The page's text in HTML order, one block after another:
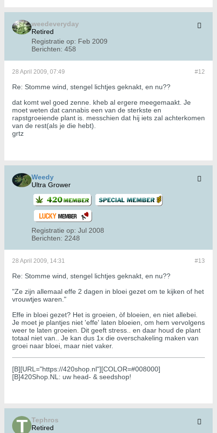
weedeveryday
Retired
Registratie op: Feb 2009
Berichten: 458
#12
28 April 2009, 07:49
Re: Stomme wind, stengel lichtjes geknakt, en nu??
dat komt wel goed zenne. kheb al ergere meegemaakt. Je
moet weten dat cannabis een van de sterkste en
rapstgroeiende plant is. messchien dat hij iets zal achterkomen
van de rest(als je die hebt).
grtz
Weedy
Ultra Grower
Registratie op: Jul 2008
Berichten: 2248
#13
28 April 2009, 14:31
Re: Stomme wind, stengel lichtjes geknakt, en nu??
"Ze zijn allemaal effe 2 dagen in bloei gezet om te kijken of het
vrouwtjes waren."
Effe in bloei gezet? Het is groeien, òf bloeien, en niet allebei.
Je moet je plantjes niet 'effe' laten bloeien, om hem vervolgens
weer te laten groeien. Dit geeft stress.. en daar houd de plant
totaal niet van.. Je kan dus 1x die overschakeling maken van
groei naar bloei, maar niet vaker.
[B][URL="https://420shop.nl"][COLOR=#008000]
[B]420Shop.NL: uw head- & seedshop!
Tephros
Retired